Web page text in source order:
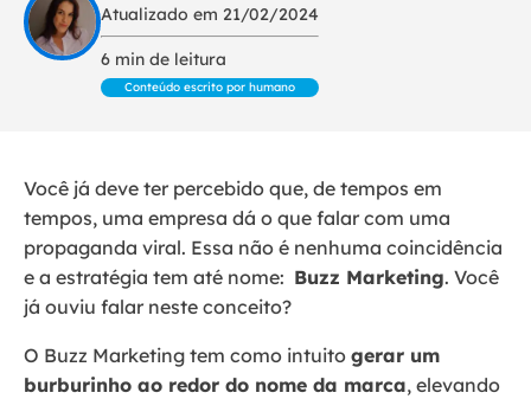
Atualizado em 21/02/2024
6 min de leitura
Conteúdo escrito por humano
Você já deve ter percebido que, de tempos em
tempos, uma empresa dá o que falar com uma
propaganda viral. Essa não é nenhuma coincidência
e a estratégia tem até nome: Buzz Marketing. Você
já ouviu falar neste conceito?
O Buzz Marketing tem como intuito gerar um
burburinho ao redor do nome da marca, elevando